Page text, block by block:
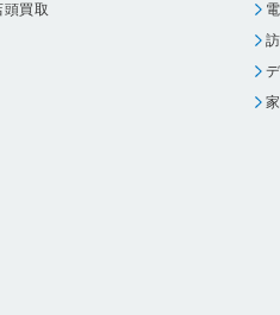
頭買取